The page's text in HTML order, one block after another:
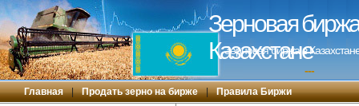
Зерновая
Казахстане
Зерновая биржа в
---
Главная | Продать зерно на бирже | Правила Биржи